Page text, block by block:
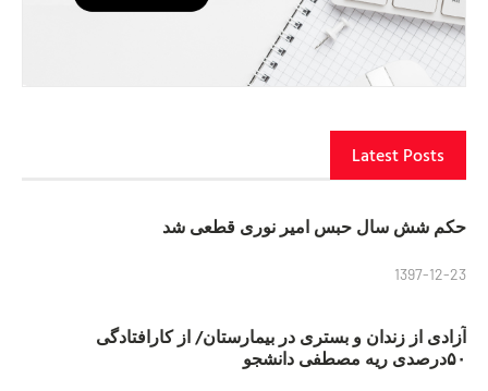
Latest Posts
حکم شش سال حبس امیر نوری قطعی شد
1397-12-23
آزادی از زندان و بستری در بیمارستان/ از کارافتادگی
۵۰درصدی ریه مصطفی دانشجو